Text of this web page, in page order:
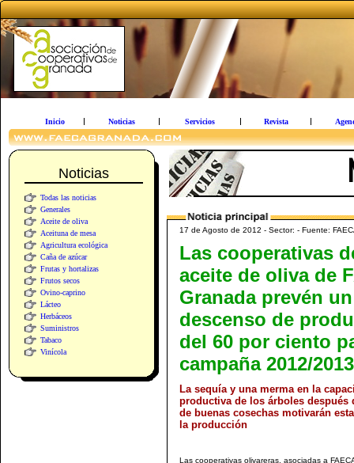
Inicio Noticias Servicios Revista
Noticias
Todas las noticias
Generales
Aceite de oliva
Aceituna de mesa
Agricultura ecológica
Caña de azúcar
Frutas y hortalizas
Frutos secos
Ovino-caprino
Lácteo
Herbáceos
Suministros
Tabaco
Vinícola
17 de Agosto de 2012 - Sector: - Fuente:
Las cooperativas
aceite de oliva de
Granada prevén un
descenso de
del 60 por ciento
campaña 2012/2013
La sequía y una merma en la
productiva de los árboles después
de buenas cosechas motivarán
la producción
Las cooperativas olivareras, asociadas a